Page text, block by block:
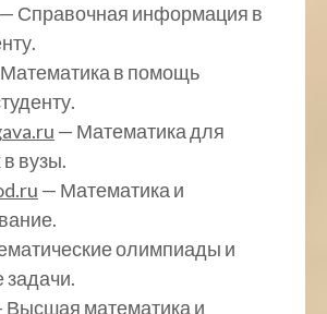
— Справочная информация в
в помощь
— Математика для
вузы.
— Математика и
олимпиады и
Высшая математика и